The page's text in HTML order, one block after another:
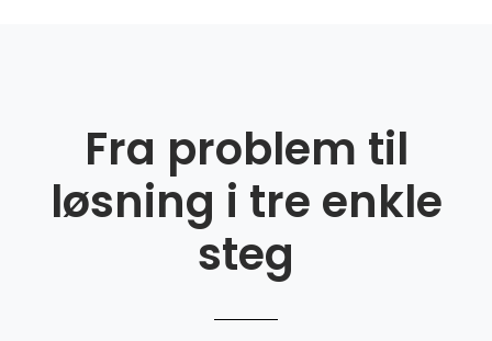
Fra problem til
løsning i tre enkle
steg